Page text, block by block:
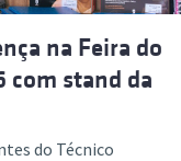
na Feira do
com stand da
do Técnico